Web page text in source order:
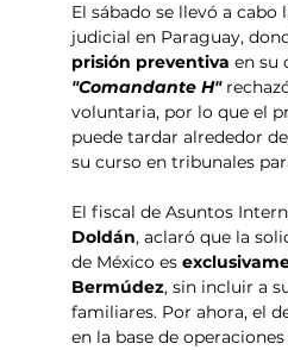
El sábado se llevó a
judicial en Paraguay,
prisión preventiva en su
"Comandante H"
voluntaria, por lo que el
puede tardar alrededor
su curso en tribunales
El fiscal de Asuntos
Doldán, aclaró que la
de México es
Bermúdez, sin incluir a
familiares. Por ahora, el
en la base de